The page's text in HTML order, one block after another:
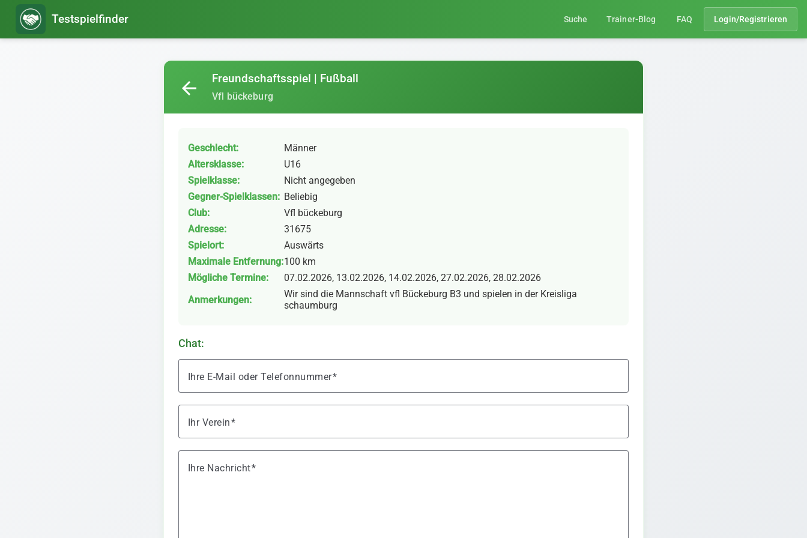
Testspielfinder Suche Trainer-Blog FAQ Login/Registrieren
Freundschaftsspiel | Fußball
Vfl bückeburg
arrow_back
Geschlecht:
Männer
Altersklasse:
U16
Spielklasse:
Nicht angegeben
Gegner-Spielklassen: Beliebig
Club:
Vfl bückeburg
Adresse:
31675
Spielort:
Auswärts
Maximale Entfernung:100 km
Mögliche Termine:
07.02.2026, 13.02.2026, 14.02.2026, 27.02.2026, 28.02.2026
Anmerkungen:
Wir sind die Mannschaft vfl Bückeburg B3 und spielen in der Kreisliga
schaumburg
Chat:
Ihre E-Mail oder Telefonnummer
Ihr Verein
Ihre Nachricht